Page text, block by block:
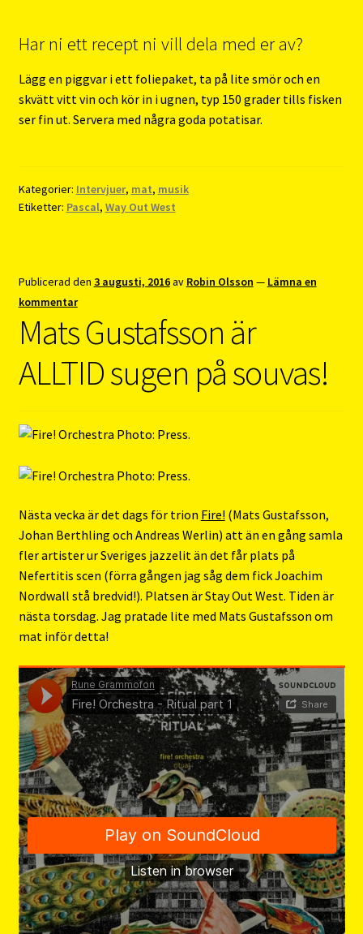
Har ni ett recept ni vill dela med er av?
Lägg en piggvar i ett foliepaket, ta på lite smör och en
skvätt vitt vin och kör in i ugnen, typ 150 grader tills fisken
ser fin ut. Servera med några goda potatisar.
Kategorier: Intervjuer, mat, musik
Etiketter: Pascal, Way Out West
Publicerad den 3 augusti, 2016av Robin Olsson — Lämna en
kommentar
Mats Gustafsson är
ALLTID sugen på souvas!
Nästa vecka är det dags för trion Fire! (Mats Gustafsson,
Johan Berthling och Andreas Werlin) att än en gång samla
fler artister ur Sveriges jazzelit än det får plats på
Nefertitis scen (förra gången jag såg dem fick Joachim
Nordwall stå bredvid!). Platsen är Stay Out West. Tiden är
nästa torsdag. Jag pratade lite med Mats Gustafsson om
mat inför detta!